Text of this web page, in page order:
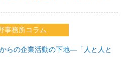
事務所コラム
らの企業活動の下地―「人と人と